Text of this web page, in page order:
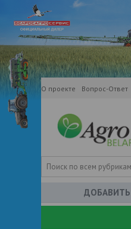
О проекте Вопрос-Ответ